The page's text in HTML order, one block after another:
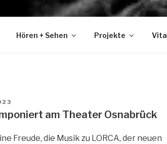
Hören + Sehen Projekte Vita
am Theater Osnabrück
Freude, die Musik zu LORCA, der neuen